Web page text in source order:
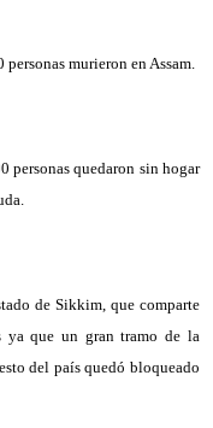
murieron en Assam.
personas quedaron sin hogar
de Sikkim, que comparte
ya que un gran tramo de la
del país quedó bloqueado